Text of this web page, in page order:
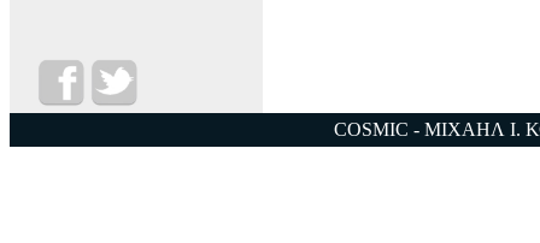
COSMIC - ΜΙΧΑΗΛ Ι.